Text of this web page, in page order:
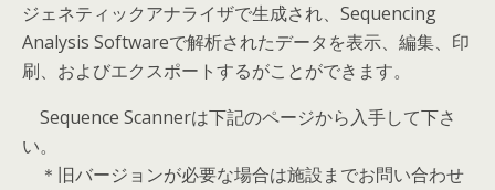
ジェネティックアナライザで生成され、Sequencing
Analysis Softwareで解析されたデータを表示、編集、印
刷、およびエクスポートするがことができます。
Sequence Scannerは下記のページから入手して下さ
い。
＊旧バージョンが必要な場合は施設までお問い合わせ